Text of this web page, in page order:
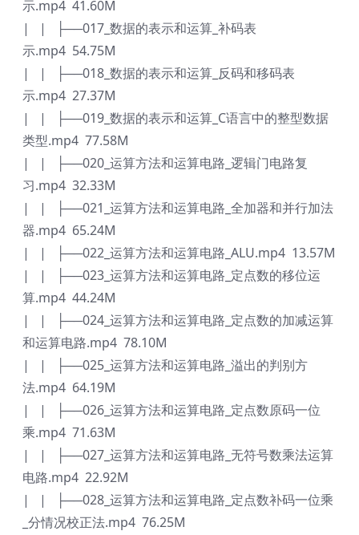
示.mp4 41.60M
| | ├──017_数据的表示和运算_补码表
示.mp4 54.75M
| | ├──018_数据的表示和运算_反码和移码表
示.mp4 27.37M
| | ├──019_数据的表示和运算_C语言中的整型数据
类型.mp4 77.58M
| | ├──020_运算方法和运算电路_逻辑门电路复
习.mp4 32.33M
| | ├──021_运算方法和运算电路_全加器和并行加法
器.mp4 65.24M
| | ├──022_运算方法和运算电路_ALU.mp4 13.57M
| | ├──023_运算方法和运算电路_定点数的移位运
算.mp4 44.24M
| | ├──024_运算方法和运算电路_定点数的加减运算
和运算电路.mp4 78.10M
| | ├──025_运算方法和运算电路_溢出的判别方
法.mp4 64.19M
| | ├──026_运算方法和运算电路_定点数原码一位
乘.mp4 71.63M
| | ├──027_运算方法和运算电路_无符号数乘法运算
电路.mp4 22.92M
| | ├──028_运算方法和运算电路_定点数补码一位乘
_分情况校正法.mp4 76.25M